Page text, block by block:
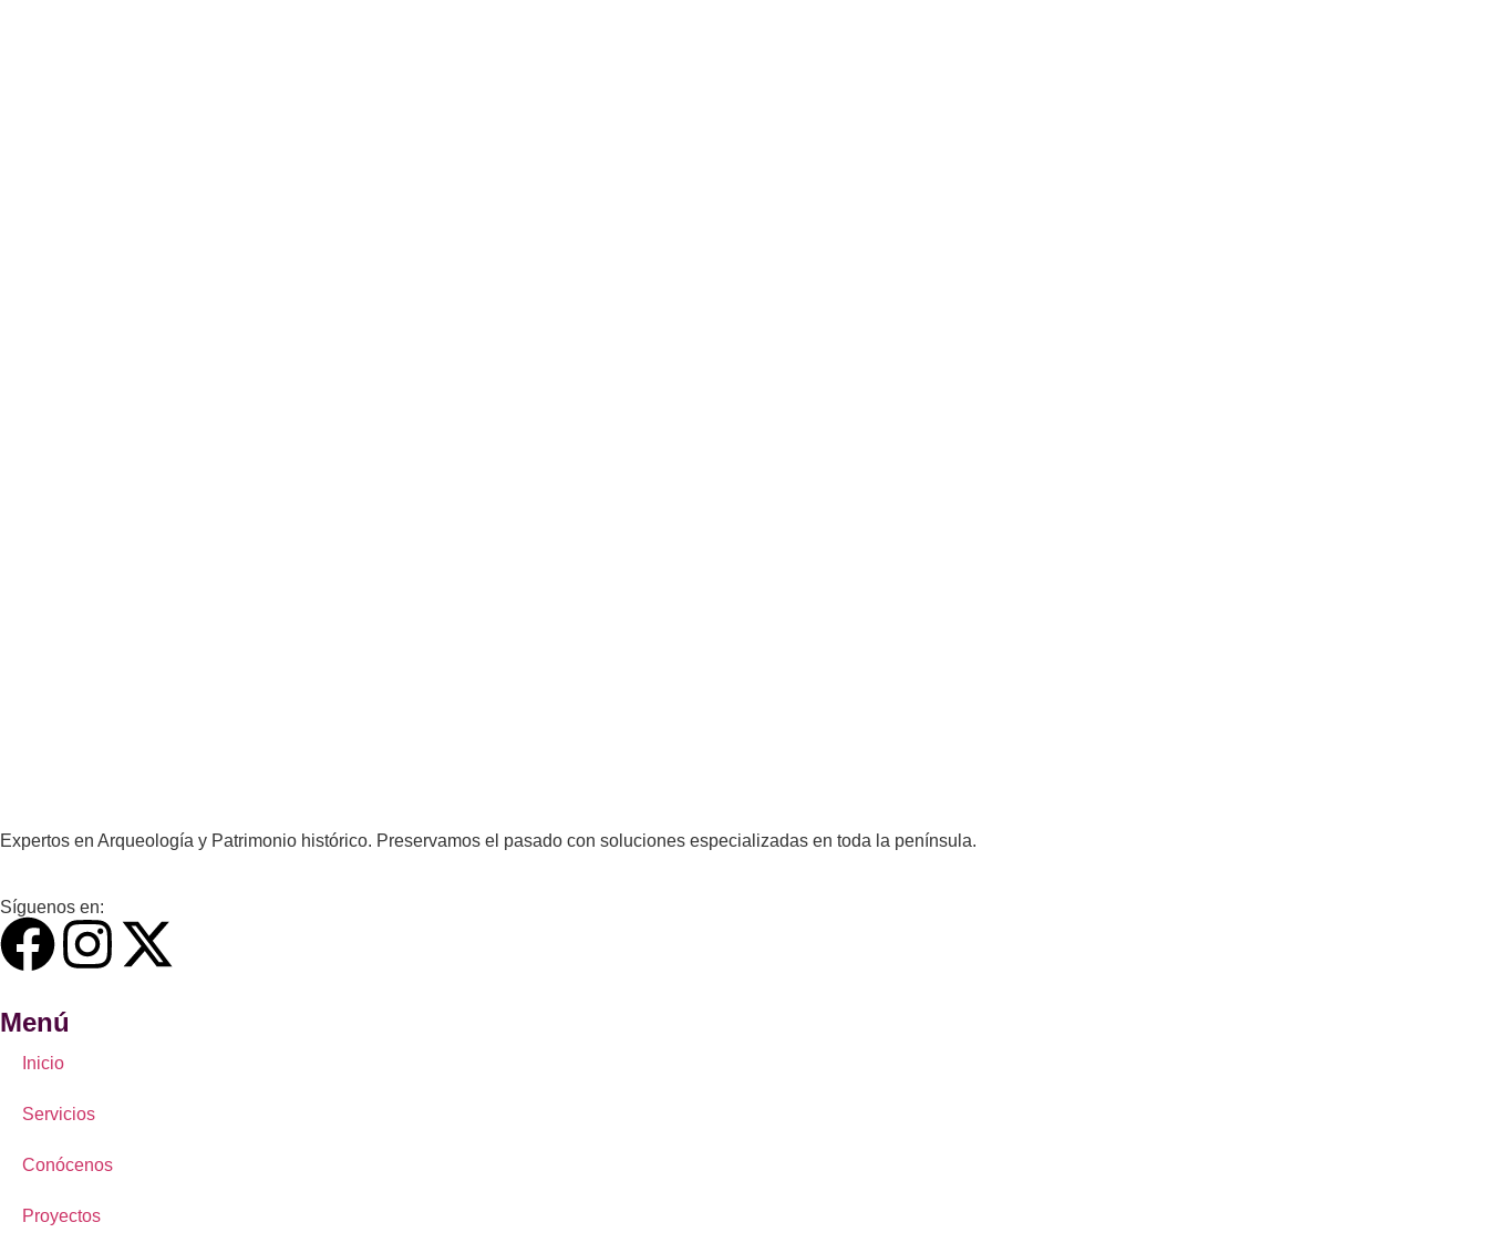
Expertos en Arqueología y Patrimonio histórico. Preservamos el pasado con soluciones especializadas en toda la península.
Síguenos en:
Menú
Inicio
Servicios
Conócenos
Proyectos